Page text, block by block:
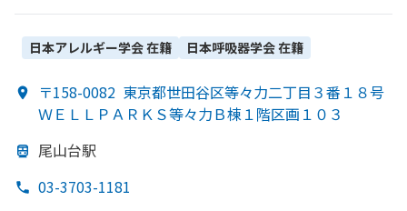
日本アレルギー学会在籍 日本呼吸器学会在籍
〒158-0082 東京都世田谷区等々力二丁目３番１８号
ＷＥＬＬＰＡＲＫＳ等々力Ｂ棟１階区画１０３
尾山台駅
03-3703-1181